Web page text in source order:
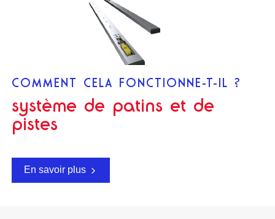
COMMENT CELA FONCTIONNE-T-IL ?
système de patins et de
pistes
En savoir plus